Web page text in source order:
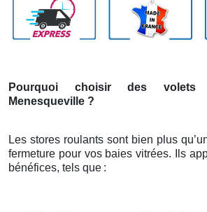
Pourquoi choisir des volets
Menesqueville ?
Les stores roulants sont bien plus
fermeture pour vos baies vitrées. Ils
bénéfices, tels que :